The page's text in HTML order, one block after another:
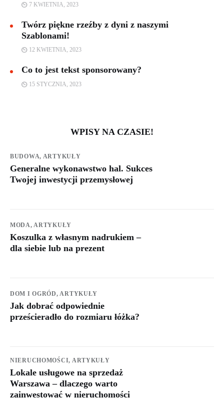
7 KWIETNIA, 2023
Twórz piękne rzeźby z dyni z naszymi
Szablonami!
12 KWIETNIA, 2023
Co to jest tekst sponsorowany?
15 STYCZNIA, 2023
WPISY NA CZASIE!
BUDOWA, ARTYKUŁY
Generalne wykonawstwo hal. Sukces
Twojej inwestycji przemysłowej
MODA,ARTYKUŁY
Koszulka z własnym nadrukiem –
dla siebie lub na prezent
DOM I OGRÓD,ARTYKUŁY
Jak dobrać odpowiednie
prześcieradło do rozmiaru łóżka?
NIERUCHOMOŚCI, ARTYKUŁY
Lokale usługowe na sprzedaż
Warszawa – dlaczego warto
zainwestować w nieruchomości